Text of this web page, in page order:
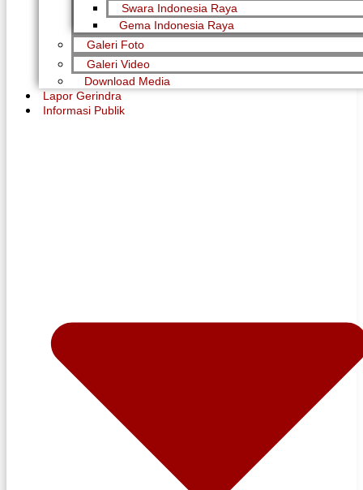
Swara Indonesia Raya
Gema Indonesia Raya
Galeri Foto
Galeri Video
Download Media
Lapor Gerindra
Informasi Publik